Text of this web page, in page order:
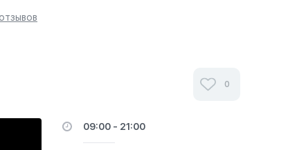
0
09:00 - 21:00